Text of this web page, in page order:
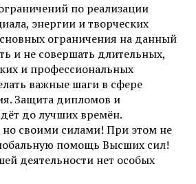
по реализации
энергии и творческих
ограничения на данный
и не совершать длительных,
и профессиональных
важные шаги в сфере
Защита дипломов и
до лучших времён.
но своими силами! При этом не
помощь Высших сил!
деятельности нет особых